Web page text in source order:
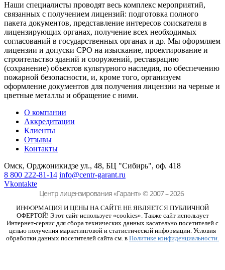
Наши специалисты проводят весь комплекс мероприятий,
связанных с получением лицензий: подготовка полного
пакета документов, представление интересов соискателя в
лицензирующих органах, получение всех необходимых
согласований в государственных органах и др. Мы оформляем
лицензии и допуски СРО на изыскание, проектирование и
строительство зданий и сооружений, реставрацию
(сохранение) объектов культурного наследия, по обеспечению
пожарной безопасности, и, кроме того, организуем
оформление документов для получения лицензии на черные и
цветные металлы и обращение с ними.
О компании
Аккредитации
Клиенты
Отзывы
Контакты
Омск, Орджоникидзе ул., 48, БЦ "Сибирь", оф. 418
8 800 222-81-14 info@centr-garant.ru
Vkontakte
Центр лицензирования «Гарант» © 2007 – 2026
ИНФОРМАЦИЯ И ЦЕНЫ НА САЙТЕ НЕ ЯВЛЯЕТСЯ ПУБЛИЧНОЙ
ОФЕРТОЙ! Этот сайт использует «cookies». Также сайт использует
Интернет-сервис для сбора технических данных касательно посетителей с
целью получения маркетинговой и статистической информации. Условия
обработки данных посетителей сайта см. в Политике конфиденциальности.